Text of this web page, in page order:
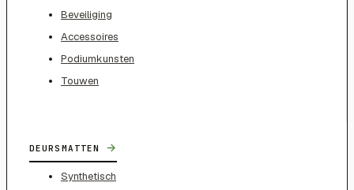
Beveiliging
Accessoires
Podiumkunsten
Touwen
DEURSMATTEN →
Synthetisch